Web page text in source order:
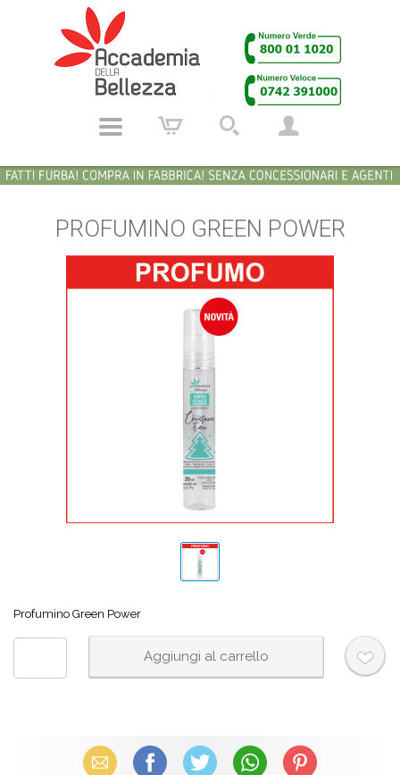
PROFUMINO GREEN POWER
Profumino Green Power
Email Facebook X (Twitter) WhatsAppPinterest